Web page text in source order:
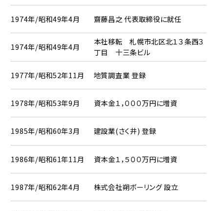
1974年/昭和49年4月 齋藤昌之 代表取締役に就任
1974年/昭和49年4月
本社移転 札幌市北区北１３条西３
丁目 十三条ビル
1977年/昭和52年11月 地質調査業 登録
1978年/昭和53年9月 資本金１，０００万円に増資
1985年/昭和60年3月 建設業(さく井) 登録
1986年/昭和61年11月 資本金１，５００万円に増資
1987年/昭和62年4月 株式会社朔ボーリング 設立